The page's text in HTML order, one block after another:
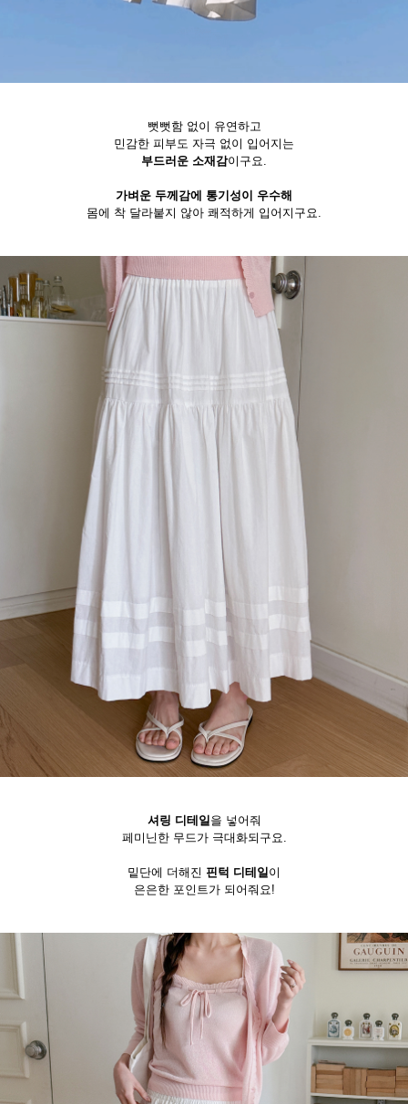
뻣뻣함 없이 유연하고
민감한 피부도 자극 없이 입어지는
부드러운 소재감이구요.
가벼운 두께감에 통기성이 우수해
몸에 착 달라붙지 않아 쾌적하게 입어지구요.
셔링 디테일을 넣어줘
페미닌한 무드가 극대화되구요.
밑단에 더해진 핀턱 디테일이
은은한 포인트가 되어줘요!